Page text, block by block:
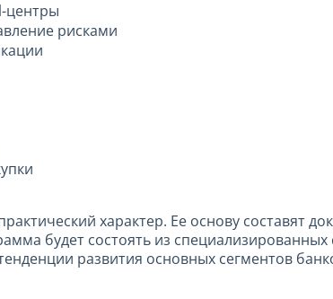
центры
рисками
характер. Ее основу составят
будет состоять из специализированных
развития основных сегментов